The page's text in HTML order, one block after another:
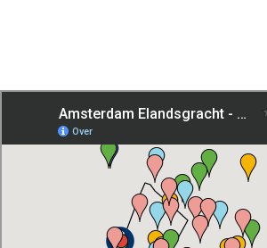
Leiden
Den Haag
Loosdrecht